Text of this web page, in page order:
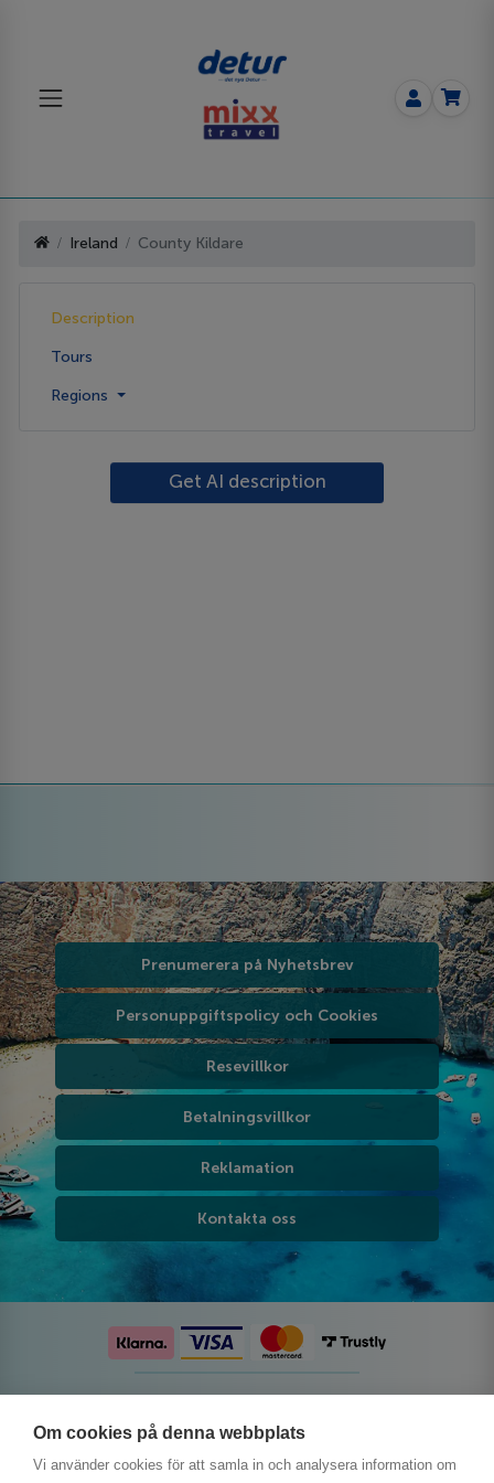
Om cookies på denna webbplats
Vi använder cookies för att samla in och analysera information om
Ireland County Kildare
Description
Tours
Regions
Get AI description
Prenumerera på Nyhetsbrev
Personuppgiftspolicy och Cookies
Resevillkor
Betalningsvillkor
Reklamation
Kontakta oss